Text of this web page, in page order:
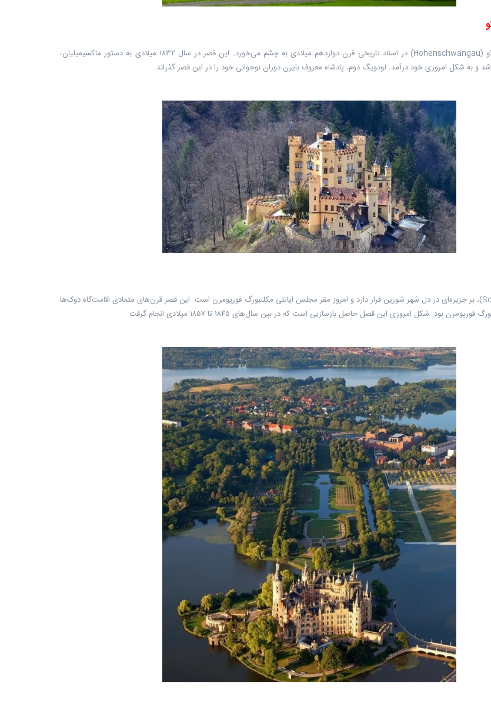
نام قصر هوهن‌شوانگائو (Hohenschwangau) در اسناد تاریخی قرن دوازدهم میلادی به چشم می‌خورد. این قصر در سال ۱۸۳۲ میلادی به دستور ماکسیمیلیان،
شد و به شکل امروزی خود درآمد. لودویگ دوم، پادشاه معروف بایرن دوران نوجوانی خود را در این قصر گذراند.
قصر شورین (Schwerin)، بر جزیره‌ای در دل شهر شورین قرار دارد و امروز مقر مجلس ایالتی مکلنبورگ فورپومرن است. این قصر قرن‌های متمادی اقامت‌گاه دوک‌‌ها
بود. شکل امروزی این قصل حاصل بازسازیی است که در بین سال‌های ۱۸۴۵ تا ۱۸۵۷ میلادی انجام گرفت.